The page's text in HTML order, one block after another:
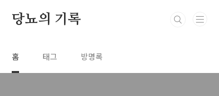
당뇨의 기록
홈 태그 방명록